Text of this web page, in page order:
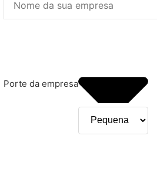
Porte da empresa